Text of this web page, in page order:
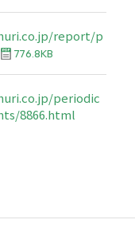
report/p
776.8KB
periodic
8866.html